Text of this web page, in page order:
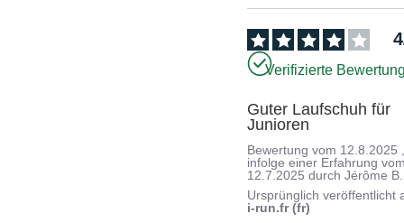
4
Verifizierte
Guter Laufschuh für
Junioren
Bewertung vom 12.8.2025
infolge einer Erfahrung
12.7.2025 durchJérôme B.
Ursprünglich veröffentlicht
i-run.fr (fr)